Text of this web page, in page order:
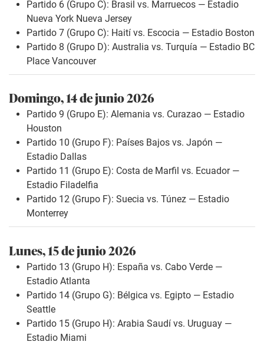
Partido 6 (Grupo C): Brasil vs. Marruecos — Estadio
Nueva York Nueva Jersey
Partido 7 (Grupo C): Haití vs. Escocia — Estadio Boston
Partido 8 (Grupo D): Australia vs. Turquía — Estadio BC
Place Vancouver
Domingo, 14 de junio 2026
Partido 9 (Grupo E): Alemania vs. Curazao — Estadio
Houston
Partido 10 (Grupo F): Países Bajos vs. Japón —
Estadio Dallas
Partido 11 (Grupo E): Costa de Marfil vs. Ecuador —
Estadio Filadelfia
Partido 12 (Grupo F): Suecia vs. Túnez — Estadio
Monterrey
Lunes, 15 de junio 2026
Partido 13 (Grupo H): España vs. Cabo Verde —
Estadio Atlanta
Partido 14 (Grupo G): Bélgica vs. Egipto — Estadio
Seattle
Partido 15 (Grupo H): Arabia Saudí vs. Uruguay —
Estadio Miami